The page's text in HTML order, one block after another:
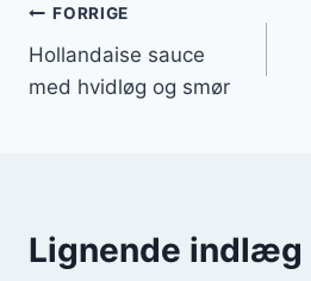
Indlægsnavigation
FORRIGE
Hollandaise sauce
med hvidløg og smør
Lignende indlæg